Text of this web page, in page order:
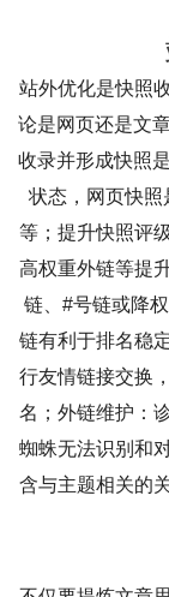
站外优化是快照
论是网页还是文
收录并形成快照
状态，网页快
等；提升快照评
高权重外链等提
链、#号链或降
链有利于排名稳
行友情链接交换
名；外链维护：
蜘蛛无法识别和
含与主题相关的